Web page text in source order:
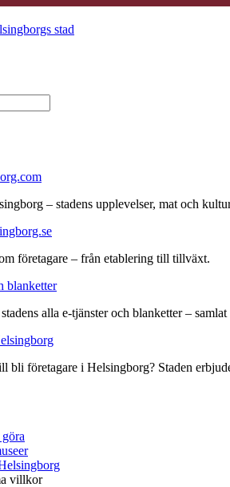
stad
– stadens upplevelser, mat och
företagare – från etablering till tillväxt.
blanketter
alla e-tjänster och blanketter – samlat
bli företagare i Helsingborg? Staden
villkor